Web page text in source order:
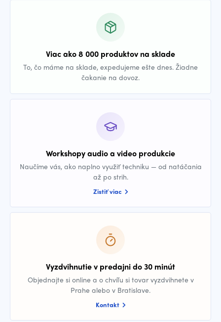
Viac ako 8 000 produktov na sklade
To, čo máme na sklade, expedujeme ešte dnes. Žiadne
čakanie na dovoz.
Workshopy audio a video produkcie
Naučíme vás, ako naplno využiť techniku — od natáčania
až po strih.
Zistiť viac
Vyzdvihnutie v predajni do 30 minút
Objednajte si online a o chvíľu si tovar vyzdvihnete v
Prahe alebo v Bratislave.
Kontakt